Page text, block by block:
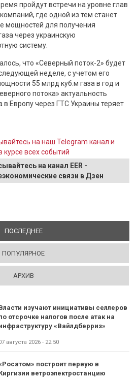
пройдут встречи на уровне глав
где одной из тем станет
мощностей для получения
через украинскую
систему.
что «Северный поток-2» будет
неделе, с учетом его
55 млрд куб.м газа в год и
потока» актуальность
в Европу через ГТС Украины теряет
на наш Telegram канал и
курсе всех событий
на канал EER -
связи в Дзен
ПОСЛЕДНЕЕ(АКТИВНАЯ ВКЛАДКА)
ПОПУЛЯРНОЕ
АРХИВ
изучают инициативы селлеров
отсрочке налогов после атак на
«Вайлдберриз»
августа 2026 - 22:50
построит первую в
ветроэлектростанцию